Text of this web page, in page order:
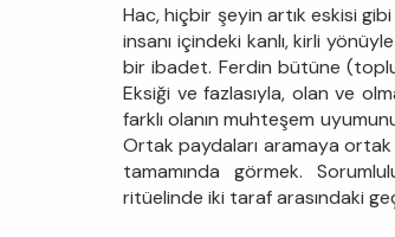
Hac, hiçbir şeyin artık eskisi
insanı içindeki kanlı, kirli
bir ibadet. Ferdin bütüne
Eksiği ve fazlasıyla, olan ve
farklı olanın muhteşem
Ortak paydaları aramaya
tamamında görmek.
ritüelinde iki taraf arasındaki